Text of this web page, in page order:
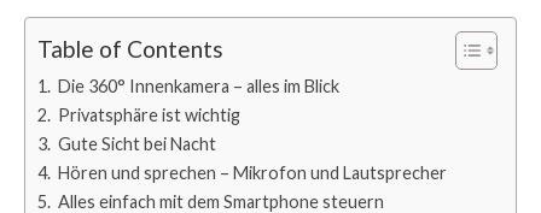
Table of Contents
Die 360° Innenkamera – alles im Blick
Privatsphäre ist wichtig
Gute Sicht bei Nacht
Hören und sprechen – Mikrofon und Lautsprecher
Alles einfach mit dem Smartphone steuern